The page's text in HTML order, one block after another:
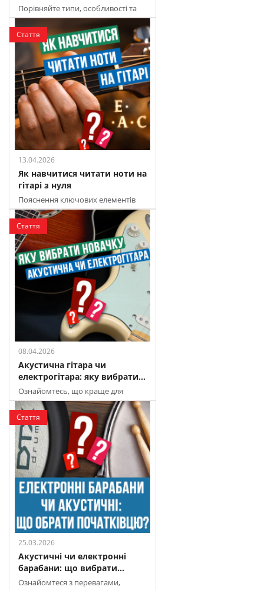
Порівняйте типи, особливості та
характеристики, щоб обрати
ідеальний інструмент для ваших...
Стаття
13.04.2026
Як навчитися читати ноти на
гітарі з нуля
Пояснення ключових елементів
нотного запису і практичні поради
для новачків
Стаття
08.04.2026
Акустична гітара чи
електрогітара: яку вибрати...
Ознайомтесь, що краще для
навчання: акустика чи електро
Стаття
25.03.2026
Акустичні чи електронні
барабани: що вибрати...
Ознайомтеся з перевагами,